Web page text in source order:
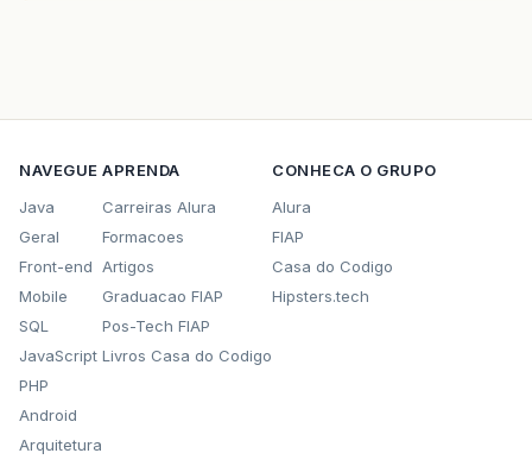
NAVEGUE
Java
Geral
Front-end
Mobile
SQL
JavaScript
PHP
Android
Arquitetura
APRENDA
Carreiras Alura
Formacoes
Artigos
Graduacao FIAP
Pos-Tech FIAP
Livros Casa do Codigo
CONHECA O GRUPO
Alura
FIAP
Casa do Codigo
Hipsters.tech